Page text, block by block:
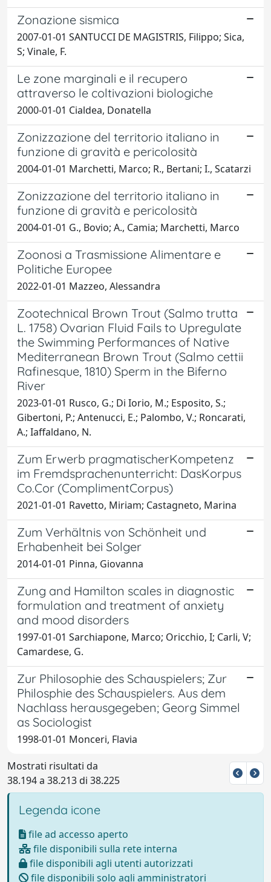
Zonazione sismica
2007-01-01 SANTUCCI DE MAGISTRIS, Filippo; Sica,
S; Vinale, F.
Le zone marginali e il recupero
attraverso le coltivazioni biologiche
2000-01-01 Cialdea, Donatella
Zonizzazione del territorio italiano in
funzione di gravità e pericolosità
2004-01-01 Marchetti, Marco; R., Bertani; I., Scatarzi
Zonizzazione del territorio italiano in
funzione di gravità e pericolosità
2004-01-01 G., Bovio; A., Camia; Marchetti, Marco
Zoonosi a Trasmissione Alimentare e
Politiche Europee
2022-01-01 Mazzeo, Alessandra
Zootechnical Brown Trout (Salmo trutta
L. 1758) Ovarian Fluid Fails to Upregulate
the Swimming Performances of Native
Mediterranean Brown Trout (Salmo cettii
Rafinesque, 1810) Sperm in the Biferno
River
2023-01-01 Rusco, G.; Di Iorio, M.; Esposito, S.;
Gibertoni, P.; Antenucci, E.; Palombo, V.; Roncarati,
A.; Iaffaldano, N.
Zum Erwerb pragmatischerKompetenz
im Fremdsprachenunterricht: DasKorpus
Co.Cor (ComplimentCorpus)
2021-01-01 Ravetto, Miriam; Castagneto, Marina
Zum Verhältnis von Schönheit und
Erhabenheit bei Solger
2014-01-01 Pinna, Giovanna
Zung and Hamilton scales in diagnostic
formulation and treatment of anxiety
and mood disorders
1997-01-01 Sarchiapone, Marco; Oricchio, I; Carli, V;
Camardese, G.
Zur Philosophie des Schauspielers; Zur
Philosphie des Schauspielers. Aus dem
Nachlass herausgegeben; Georg Simmel
as Sociologist
1998-01-01 Monceri, Flavia
Mostrati risultati da
38.194 a 38.213 di 38.225
Legenda icone
file ad accesso aperto
file disponibili sulla rete interna
file disponibili agli utenti autorizzati
file disponibili solo agli amministratori